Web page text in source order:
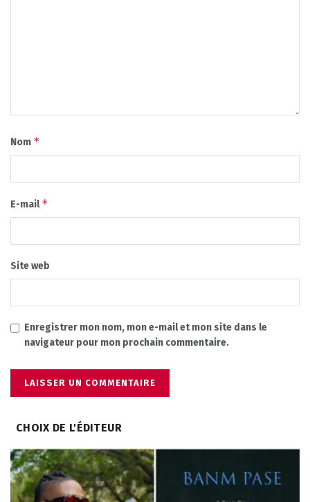
Nom *
E-mail*
Site web
Enregistrer mon nom, mon e-mail et mon site dans le
navigateur pour mon prochain commentaire.
CHOIX DE L'ÉDITEUR